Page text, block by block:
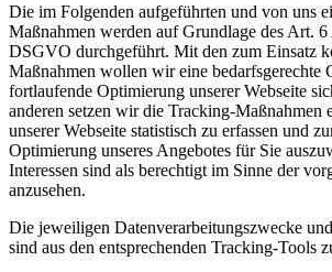
Die im Folgenden aufgeführten und von uns
Maßnahmen werden auf Grundlage des Art.
DSGVO durchgeführt. Mit den zum Einsatz
Maßnahmen wollen wir eine bedarfsgerechte
fortlaufende Optimierung unserer Webseite
anderen setzen wir die Tracking-Maßnahmen
unserer Webseite statistisch zu erfassen und
Optimierung unseres Angebotes für Sie
Interessen sind als berechtigt im Sinne der
anzusehen.
Die jeweiligen Datenverarbeitungszwecke
sind aus den entsprechenden Tracking-Tools